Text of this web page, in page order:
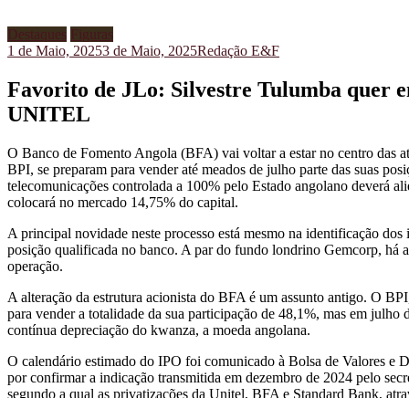
Destaques Figuras
1 de Maio, 20253 de Maio, 2025Redação E&F
Favorito de JLo: Silvestre Tulumba quer
UNITEL
O Banco de Fomento Angola (BFA) vai voltar a estar no centro das
BPI, se preparam para vender até meados de julho parte das suas
telecomunicações controlada a 100% pelo Estado angolano deverá
colocará no mercado 14,75% do capital.
A principal novidade neste processo está mesmo na identificação
posição qualificada no banco. A par do fundo londrino Gemcorp, há
operação.
A alteração da estrutura acionista do BFA é um assunto antigo. O
para vender a totalidade da sua participação de 48,1%, mas em
contínua depreciação do kwanza, a moeda angolana.
O calendário estimado do IPO foi comunicado à Bolsa de Valores e
por confirmar a indicação transmitida em dezembro de 2024 pelo
segundo a qual as privatizações da Unitel, BFA e Standard Bank,